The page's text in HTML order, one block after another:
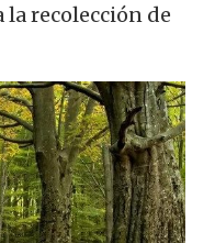
recolección de